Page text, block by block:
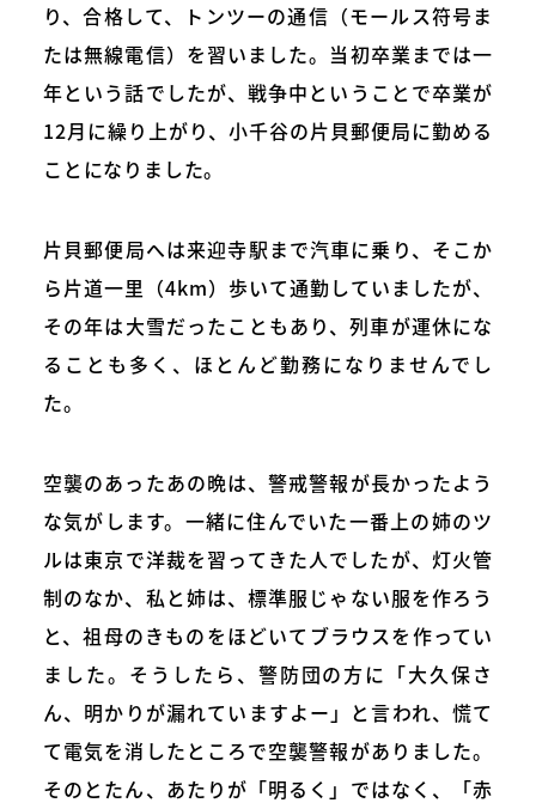
り、合格して、トンツーの通信（モールス符号ま
たは無線電信）を習いました。当初卒業までは一
年という話でしたが、戦争中ということで卒業が
12月に繰り上がり、小千谷の片貝郵便局に勤める
ことになりました。
片貝郵便局へは来迎寺駅まで汽車に乗り、そこか
ら片道一里（4km）歩いて通勤していましたが、
その年は大雪だったこともあり、列車が運休にな
ることも多く、ほとんど勤務になりませんでし
た。
空襲のあったあの晩は、警戒警報が長かったよう
な気がします。一緒に住んでいた一番上の姉のツ
ルは東京で洋裁を習ってきた人でしたが、灯火管
制のなか、私と姉は、標準服じゃない服を作ろう
と、祖母のきものをほどいてブラウスを作ってい
ました。そうしたら、警防団の方に「大久保さ
ん、明かりが漏れていますよー」と言われ、慌て
て電気を消したところで空襲警報がありました。
そのとたん、あたりが「明るく」ではなく、「赤